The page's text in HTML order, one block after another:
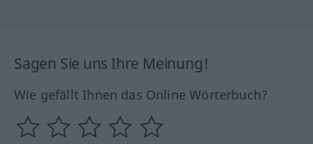
Sagen Sie uns Ihre Meinung!
Wie gefällt Ihnen das Online Wörterbuch?